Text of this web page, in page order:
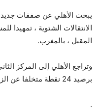
يبحث الأهلي عن صفقات
الانتقالات الشتوية ، تمهيدا
المقبل ، بالمغرب.
وتراجع الأهلي إلى المركز
برصيد 24 نقطة متخلفا عن الزمالك المتصدر بفارق الأهداف.
.